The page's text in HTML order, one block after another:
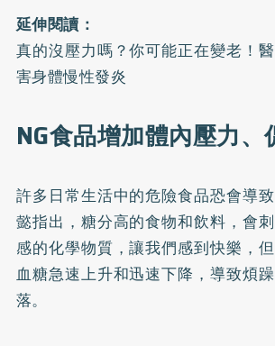
延伸閱讀：
真的沒壓力嗎？你可能正在變老！醫
害身體慢性發炎
NG食品增加體內壓力、
許多日常生活中的危險食品恐會導
懿指出，糖分高的食物和飲料，會
感的化學物質，讓我們感到快樂，
血糖急速上升和迅速下降，導致煩
落。